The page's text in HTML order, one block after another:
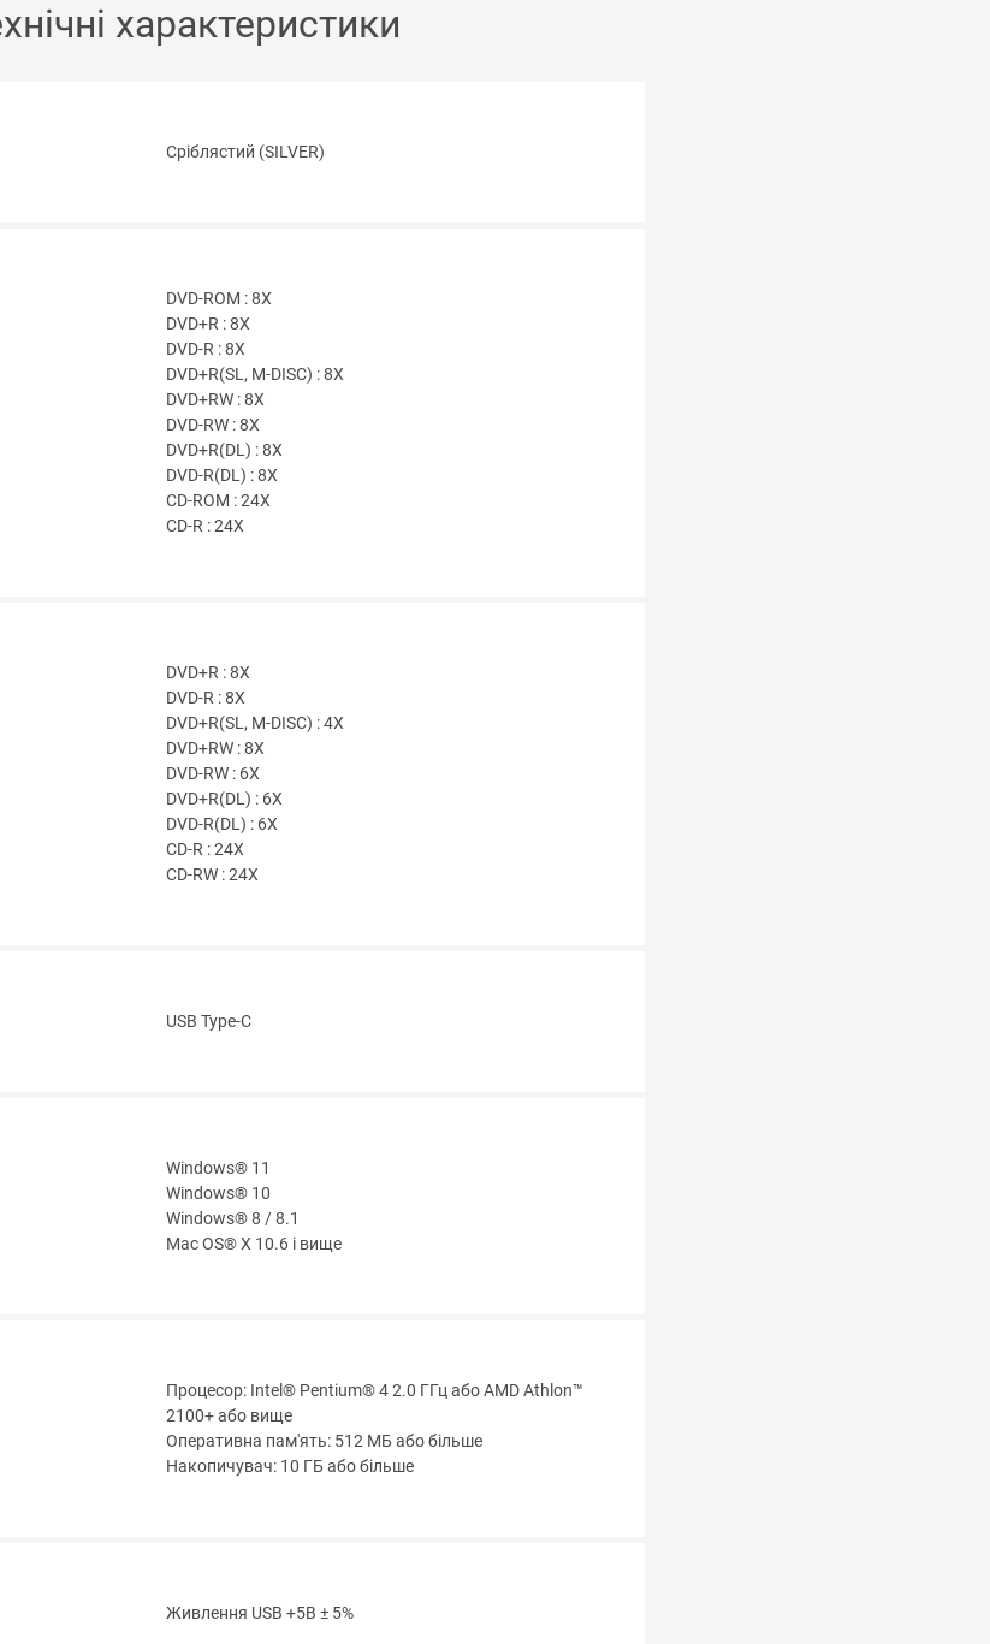
характеристики
Сріблястий (SILVER)
DVD-ROM : 8X
DVD+R : 8X
DVD-R : 8X
DVD+R(SL, M-DISC) : 8X
DVD+RW : 8X
DVD-RW : 8X
DVD+R(DL) : 8X
DVD-R(DL) : 8X
CD-ROM : 24X
CD-R : 24X
DVD+R : 8X
DVD-R : 8X
DVD+R(SL, M-DISC) : 4X
DVD+RW : 8X
DVD-RW : 6X
DVD+R(DL) : 6X
DVD-R(DL) : 6X
CD-R : 24X
CD-RW : 24X
USB Type-C
Windows® 11
Windows® 10
Windows® 8 / 8.1
Mac OS® X 10.6 і вище
Процесор: Intel® Pentium® 4 2.0 ГГц або AMD Athlon™
2100+ або вище
Оперативна пам'ять: 512 МБ або більше
Накопичувач: 10 ГБ або більше
Живлення USB +5В ± 5%